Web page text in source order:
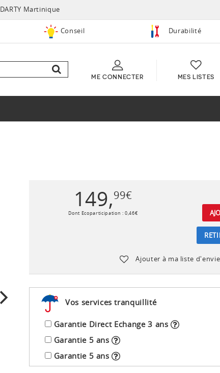
DARTY Martinique
Conseil Durabilité
ME CONNECTER MES LISTES
149,99€
Dont Ecoparticipation :0,46€
Ajouter à ma liste
Vos services tranquillité
Garantie Direct Echange 3 ans
Garantie 5 ans
Garantie 5 ans